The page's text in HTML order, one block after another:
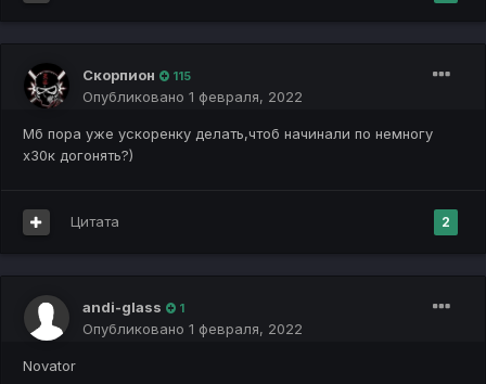
Скорпион 115
Опубликовано 1 февраля, 2022
Мб пора уже ускоренку делать,чтоб начинали по немногу
х30к догонять?)
2
Цитата
andi-glass 1
Опубликовано 1 февраля, 2022
Novator